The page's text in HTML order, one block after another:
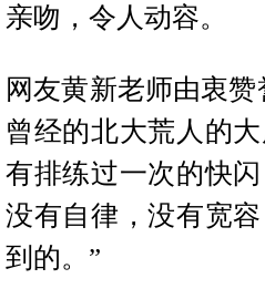
亲吻，令人动容。
网友黄新老师由衷
曾经的北大荒人的
有排练过一次的快
没有自律，没有宽
到的。”